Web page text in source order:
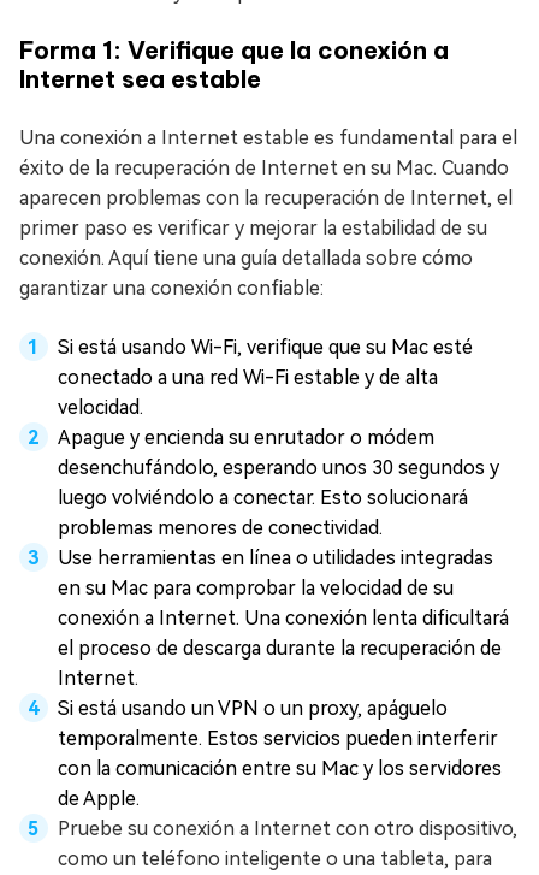
Forma 1: Verifique que la conexión a
Internet sea estable
Una conexión a Internet estable es fundamental para el
éxito de la recuperación de Internet en su Mac. Cuando
aparecen problemas con la recuperación de Internet, el
primer paso es verificar y mejorar la estabilidad de su
conexión. Aquí tiene una guía detallada sobre cómo
garantizar una conexión confiable:
Si está usando Wi-Fi, verifique que su Mac esté
conectado a una red Wi-Fi estable y de alta
velocidad.
Apague y encienda su enrutador o módem
desenchufándolo, esperando unos 30 segundos y
luego volviéndolo a conectar. Esto solucionará
problemas menores de conectividad.
Use herramientas en línea o utilidades integradas
en su Mac para comprobar la velocidad de su
conexión a Internet. Una conexión lenta dificultará
el proceso de descarga durante la recuperación de
Internet.
Si está usando un VPN o un proxy, apáguelo
temporalmente. Estos servicios pueden interferir
con la comunicación entre su Mac y los servidores
de Apple.
Pruebe su conexión a Internet con otro dispositivo,
como un teléfono inteligente o una tableta, para